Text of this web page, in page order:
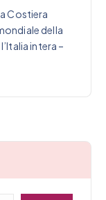
Costiera
della
intera –